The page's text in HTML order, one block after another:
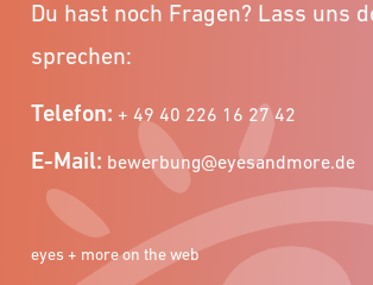
Du hast noch Fragen? Lass uns
sprechen:
Telefon: + 49 40 226 16 27 42
E-Mail: bewerbung@eyesandmore.de
eyes + more on the web